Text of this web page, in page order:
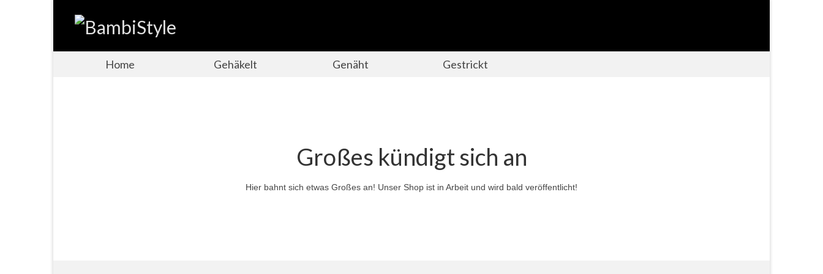
Home Gehäkelt Genäht Gestrickt
Großes kündigt sich an
Hier bahnt sich etwas Großes an! Unser Shop ist in Arbeit und wird bald veröffentlicht!